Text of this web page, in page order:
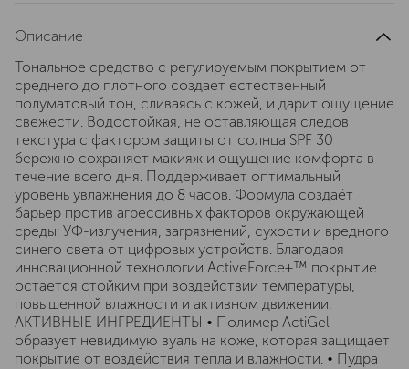
Описание
Тональное средство с регулируемым покрытием от
среднего до плотного создает естественный
полуматовый тон, сливаясь с кожей, и дарит ощущение
свежести. Водостойкая, не оставляющая следов
текстура с фактором защиты от солнца SPF 30
бережно сохраняет макияж и ощущение комфорта в
течение всего дня. Поддерживает оптимальный
уровень увлажнения до 8 часов. Формула создаёт
барьер против агрессивных факторов окружающей
среды: УФ-излучения, загрязнений, сухости и вредного
синего света от цифровых устройств. Благодаря
инновационной технологии ActiveForce+™ покрытие
остается стойким при воздействии температуры,
повышенной влажности и активном движении.
АКТИВНЫЕ ИНГРЕДИЕНТЫ • Полимер ActiGel
образует невидимую вуаль на коже, которая защищает
покрытие от воздействия тепла и влажности. • Пудра